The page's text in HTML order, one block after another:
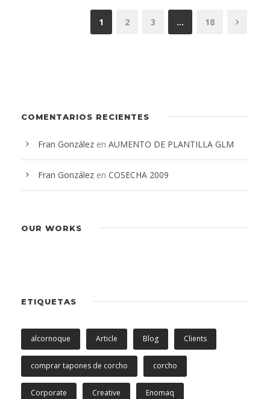
1 2 3 … 18
COMENTARIOS RECIENTES
Fran González en AUMENTO DE PLANTILLA GLM
Fran González en COSECHA 2009
OUR WORKS
ETIQUETAS
alcornoque Article Blog Clients
comprar tapones de corcho corcho
Corporate Creative Enomaq